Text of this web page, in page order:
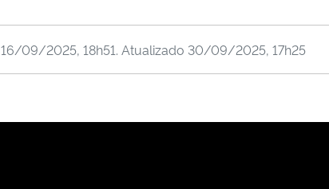
16/09/2025, 18h51. Atualizado 30/09/2025, 17h25